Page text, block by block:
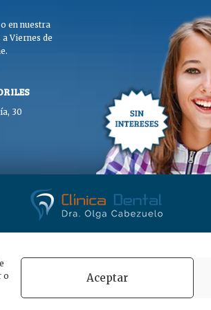
o
Aceptar
o en nuestra
Viernes de
30
2026. Todos los derechos reservados. |Aviso legal